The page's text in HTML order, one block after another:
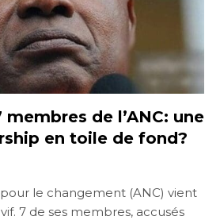
de l’ANC: une
en toile de fond?
pour le changement (ANC) vient
7 de ses membres, accusés